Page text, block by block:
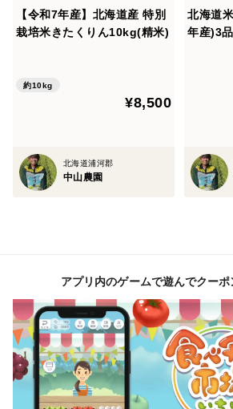
【令和7年産】北海道産 特別
栽培米きたくりん10kg(精米)
約10kg
¥8,500
北海道浦河郡
中山農園
北海道
年産)3
アプリ内のゲームで遊んでクーポ